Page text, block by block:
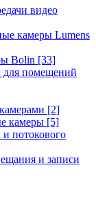
видео
камеры Lumens
Bolin [33]
помещений
[2]
камеры [5]
и потокового
и записи